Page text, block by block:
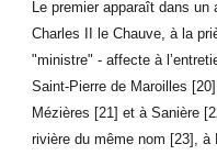
Le premier apparaît dans
Charles II le Chauve, à la
"ministre" - affecte à
Saint-Pierre de Maroilles
Mézières [21] et à Sanière
rivière du même nom [23], à